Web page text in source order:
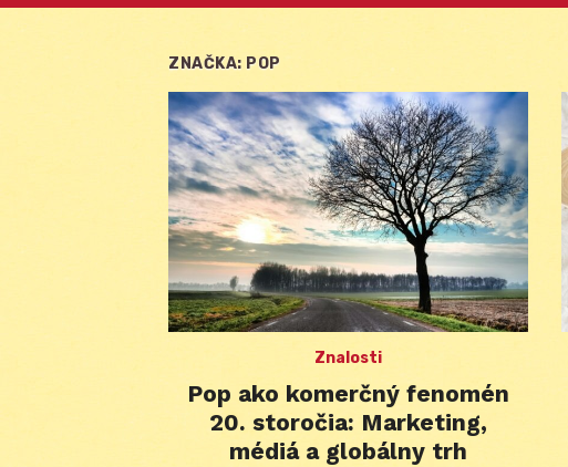
ZNAČKA: POP
Znalosti
Pop ako komerčný fenomén
20. storočia: Marketing,
médiá a globálny trh